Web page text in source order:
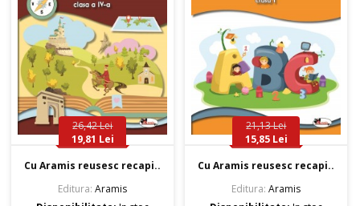
26,42 Lei
19,81 Lei
Cu Aramis reusesc recapi..
Editura: Aramis
21,13 Lei
15,85 Lei
Cu Aramis reusesc recapi..
Editura: Aramis